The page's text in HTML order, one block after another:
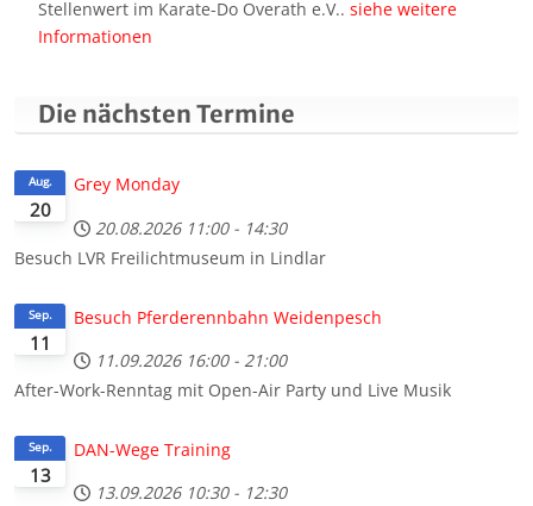
Stellenwert im Karate-Do Overath e.V.. siehe weitere
Informationen
Die nächsten Termine
20
Aug.
Grey Monday
20.08.2026 11:00 - 14:30
Besuch LVR Freilichtmuseum in Lindlar
11
Sep.
Besuch Pferderennbahn Weidenpesch
11.09.2026 16:00 - 21:00
After-Work-Renntag mit Open-Air Party und Live Musik
13
Sep.
DAN-Wege Training
13.09.2026 10:30 - 12:30